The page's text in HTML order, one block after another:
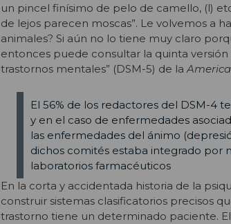
un pincel finísimo de pelo de camello, (l)
de lejos parecen moscas”. Le volvemos a
animales? Si aún no lo tiene muy claro
entonces puede consultar la quinta
trastornos mentales” (DSM-5) de la
El 56% de los redactores del DSM-4
y en el caso de enfermedades
las enfermedades del ánimo
dichos comités estaba integrado por
laboratorios farmacéuticos
En la corta y accidentada historia de la
construir sistemas clasificatorios precisos
trastorno tiene un determinado paciente.